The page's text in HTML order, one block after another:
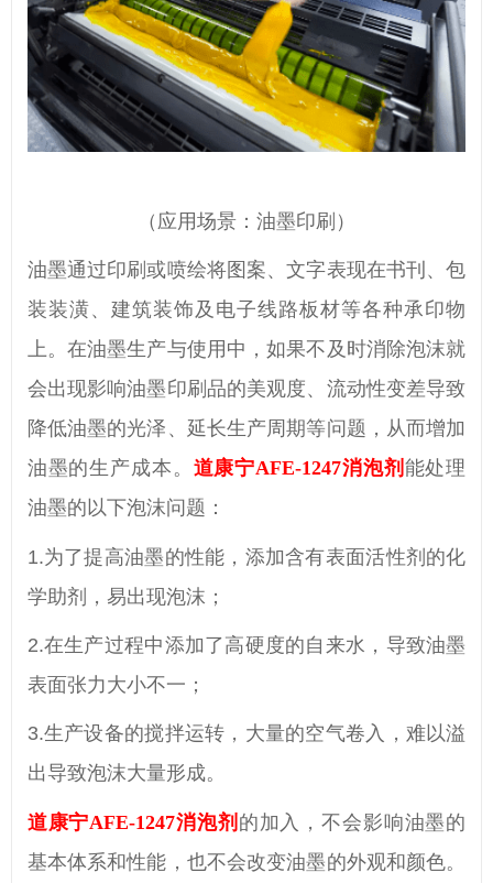
（应用场景：油墨印刷）
油墨通过印刷或喷绘将图案、文字表现在书刊、包
装装潢、建筑装饰及电子线路板材等各种承印物
上。 在油墨生产与使用中，如果不及时消除泡沫就
会出现影响油墨印刷品的美观度、流动性变差导致
降低油墨的光泽、延长生产周期等问题，从而增加
油墨的生产成本。 道康宁AFE-1247消泡剂 能处理
油墨的以下泡沫问题：
1.为了提高油墨的性能，添加含有表面活性剂的化
学助剂，易出现泡沫；
2.在生产过程中添加了高硬度的自来水，导致油墨
表面张力大小不一；
3.生产设备的搅拌运转，大量的空气卷入，难以溢
出导致泡沫大量形成。
道康宁AFE-1247消泡剂 的加入，不会影响油墨的
基本体系和性能，也不会改变油墨的外观和颜色。